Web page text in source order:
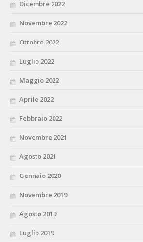
Dicembre 2022
Novembre 2022
Ottobre 2022
Luglio 2022
Maggio 2022
Aprile 2022
Febbraio 2022
Novembre 2021
Agosto 2021
Gennaio 2020
Novembre 2019
Agosto 2019
Luglio 2019